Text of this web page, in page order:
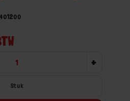
+
Stuk